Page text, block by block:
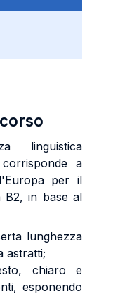
linguistica
a
per il
B2, in base al
lunghezza
astratti;
chiaro e
esponendo